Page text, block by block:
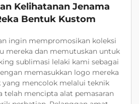
Kelihatanan Jenama
Bentuk Kustom
ingin mempromosikan koleksi
mereka dan memutuskan untuk
sublimasi lelaki kami sebagai
memasukkan logo mereka
yang mencolok melalui teknik
telah mencipta alat pemasaran